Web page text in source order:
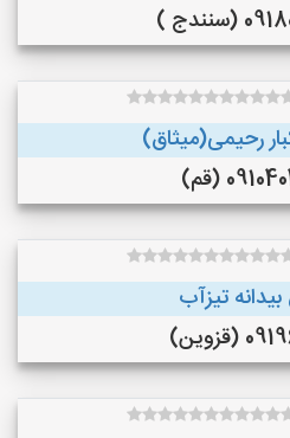
)
رحیمی(میثاق)
(قم)
تیزآب